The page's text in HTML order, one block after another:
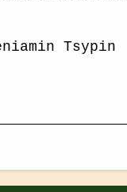
Tsypin